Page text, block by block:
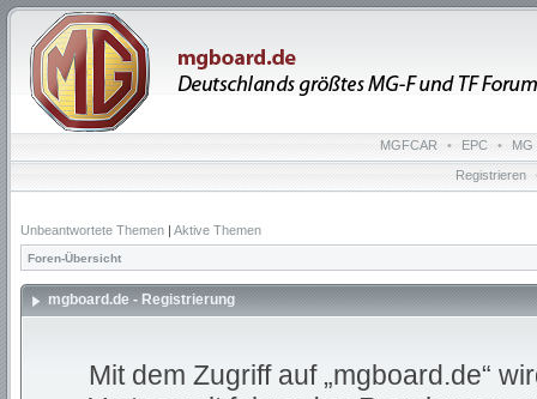
MGFCAR • EPC • MG
Registrieren
Unbeantwortete Themen | Aktive Themen
Foren-Übersicht
mgboard.de - Registrierung
Mit dem Zugriff auf „mgboard.de“